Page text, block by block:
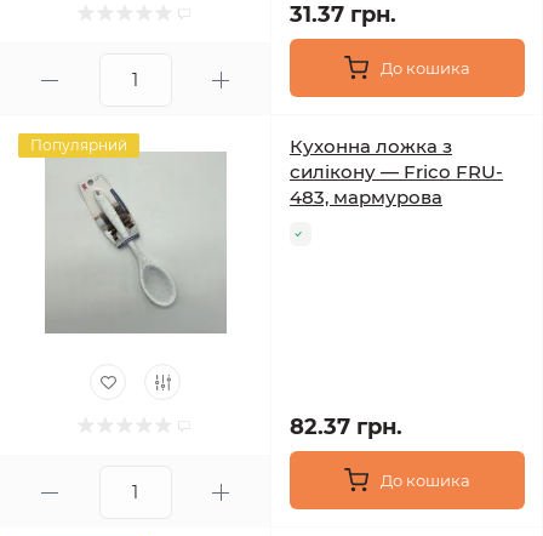
31.37 грн.
До кошика
Популярний
Кухонна ложка з
силікону — Frico FRU-
483, мармурова
82.37 грн.
До кошика